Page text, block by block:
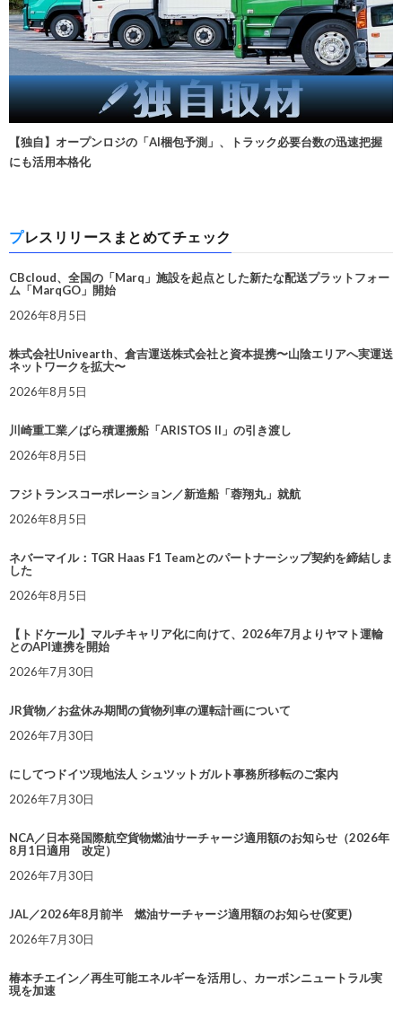
【独自】オープンロジの「AI梱包予測」、トラック必要台数の迅速把握
にも活用本格化
プレスリリースまとめてチェック
CBcloud、全国の「Marq」施設を起点とした新たな配送プラットフォー
ム「MarqGO」開始
2026年8月5日
株式会社Univearth、倉吉運送株式会社と資本提携〜山陰エリアへ実運送
ネットワークを拡大〜
2026年8月5日
川崎重工業／ばら積運搬船「ARISTOS II」の引き渡し
2026年8月5日
フジトランスコーポレーション／新造船「蓉翔丸」就航
2026年8月5日
ネバーマイル：TGR Haas F1 Teamとのパートナーシップ契約を締結しま
した
2026年8月5日
【トドケール】マルチキャリア化に向けて、2026年7月よりヤマト運輸
とのAPI連携を開始
2026年7月30日
JR貨物／お盆休み期間の貨物列車の運転計画について
2026年7月30日
にしてつドイツ現地法人 シュツットガルト事務所移転のご案内
2026年7月30日
NCA／日本発国際航空貨物燃油サーチャージ適用額のお知らせ（2026年
8月1日適用 改定）
2026年7月30日
JAL／2026年8月前半 燃油サーチャージ適用額のお知らせ(変更)
2026年7月30日
椿本チエイン／再生可能エネルギーを活用し、カーボンニュートラル実
現を加速